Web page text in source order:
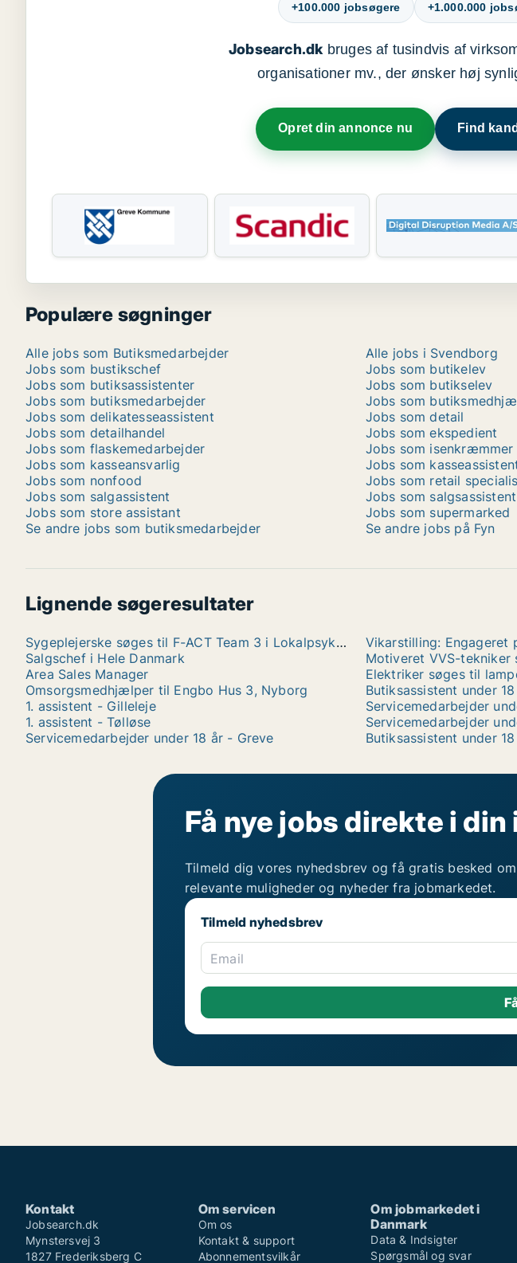
+100.000 jobsøgere +1.000.000
Jobsearch.dkbruges af tusindvis af
organisationer mv., der ønsker høj
Opret din annonce nu Find
Populære søgninger
Alle jobs som Butiksmedarbejder Alle jobs i Svendborg
Jobs som bustikschef
Jobs som butikelev
Jobs som butiksassistenter
Jobs som butikselev
Jobs som butiksmedarbejder
Jobs som
Jobs som delikatesseassistent
Jobs som detail
Jobs som detailhandel
Jobs som ekspedient
Jobs som flaskemedarbejder
Jobs som isenkræmmer
Jobs som kasseansvarlig
Jobs som
Jobs som nonfood
Jobs som retail
Jobs som salgassistent
Jobs som salgsassistent
Jobs som store assistant
Jobs som supermarked
Se andre jobs som butiksmedarbejder
Se andre jobs på Fyn
Lignende søgeresultater
Sygeplejerske søges til F-ACT Team 3 i Lokalpsykiatrien Middelfart (ambulant funktion)
Salgschef i Hele Danmark
Motiveret VVS-tekniker
Area Sales Manager
Elektriker søges til
Omsorgsmedhjælper til Engbo Hus 3, Nyborg
Butiksassistent under
1. assistent - Gilleleje
Servicemedarbejder
1. assistent - Tølløse
Servicemedarbejder
Servicemedarbejder under 18 år - Greve
Butiksassistent under
Få nye jobs direkte i
Tilmeld dig vores nyhedsbrev og få gratis besked
relevante muligheder og nyheder fra jobmarkedet.
Tilmeld nyhedsbrev
Email
Kontakt
Jobsearch.dk
Mynstersvej 3
1827 Frederiksberg C
Om servicen
Om os
Kontakt & support
Abonnementsvilkår
Om jobmarkedet i
Danmark
Data & Indsigter
Spørgsmål og svar